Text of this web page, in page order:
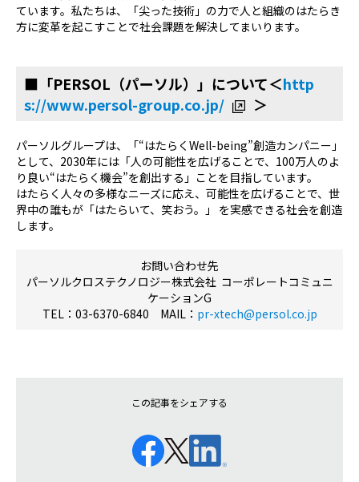
ています。私たちは、「尖った技術」の力で人と組織のはたらき
方に変革を起こすことで社会課題を解決してまいります。
■「PERSOL（パーソル）」について＜http
s://www.persol-group.co.jp/
＞
パーソルグループは、「“はたらくWell-being”創造カンパニー」
として、2030年には「人の可能性を広げることで、100万人のよ
り良い“はたらく機会”を創出する」ことを目指しています。
はたらく人々の多様なニーズに応え、可能性を広げることで、世
界中の誰もが「はたらいて、笑おう。」 を実感できる社会を創造
します。
お問い合わせ先
パーソルクロステクノロジー株式会社 コーポレートコミュニ
ケーションG
TEL：03-6370-6840 MAIL： pr-xtech@persol.co.jp
この記事をシェアする